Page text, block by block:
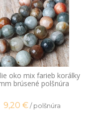
oko mix farieb korálky
brúsené polšnúra
9,20 € / polšnúra